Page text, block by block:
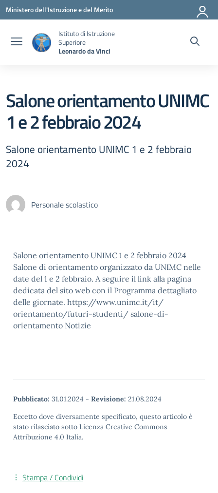
Vai ai contenuti
Vai al menu di navigazione
Vai al footer
Ministero dell'Istruzione e del Merito
Istituto di Istruzione
Superiore
Leonardo da Vinci
Salone orientamento UNIMC
1 e 2 febbraio 2024
Salone orientamento UNIMC 1 e 2 febbraio
2024
Personale scolastico
Salone orientamento UNIMC 1 e 2 febbraio 2024
Salone di orientamento organizzato da UNIMC nelle
date del 1 e 2 febbraio. A seguire il link alla pagina
dedicata del sito web con il Programma dettagliato
delle giornate. https://www.unimc.it/it/
orientamento/futuri-studenti/ salone-di-
orientamento Notizie
Pubblicato: 31.01.2024 - Revisione: 21.08.2024
Eccetto dove diversamente specificato, questo articolo è
stato rilasciato sotto Licenza Creative Commons
Attribuzione 4.0 Italia.
Stampa / Condividi